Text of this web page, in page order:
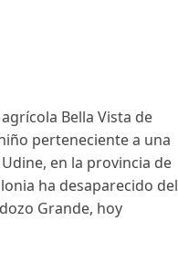
Bella Vista de
perteneciente a una
en la provincia de
ha desaparecido del
Grande, hoy